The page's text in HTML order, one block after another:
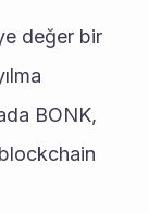
değer bir
BONK,